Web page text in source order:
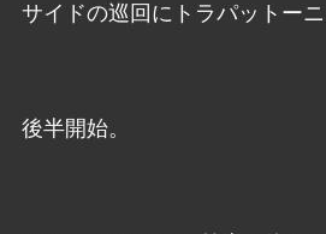
サイドの巡回にトラパットーニ
後半開始。